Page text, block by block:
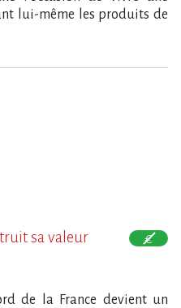
lui-même les produits de
sa valeur
de la France devient un